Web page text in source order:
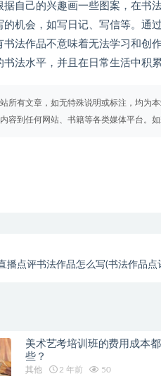
据自己的兴趣画一些图案，在书
的机会，如写日记、写信等。通
书法作品不意味着无法学习和创
书法水平，并且在日常生活中积
所有文章，如无特殊说明或标注，均为
容到任何网站、书籍等各类媒体平台。
直播点评书法作品怎么写(书法作品点
美术艺考培训班的费用成本
些？
其他 2 年前 50